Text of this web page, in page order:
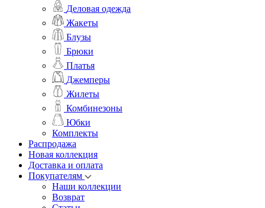
Деловая одежда
Жакеты
Блузы
Брюки
Платья
Джемперы
Жилеты
Комбинезоны
Юбки
Комплекты
Распродажа
Новая коллекция
Доставка и оплата
Покупателям
Наши коллекции
Возврат